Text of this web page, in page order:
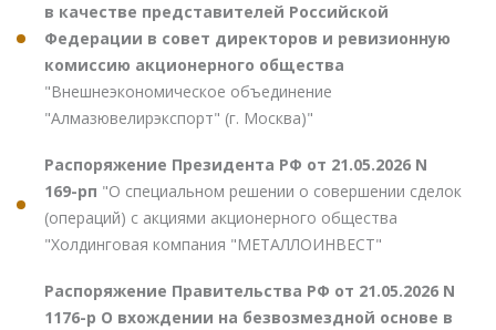
в качестве представителей Российской
Федерации в совет директоров и ревизионную
комиссию акционерного общества
"Внешнеэкономическое объединение
"Алмазювелирэкспорт" (г. Москва)"
Распоряжение Президента РФ от 21.05.2026 N
169-рп "О специальном решении о совершении сделок
(операций) с акциями акционерного общества
"Холдинговая компания "МЕТАЛЛОИНВЕСТ"
Распоряжение Правительства РФ от 21.05.2026 N
1176-р О вхождении на безвозмездной основе в